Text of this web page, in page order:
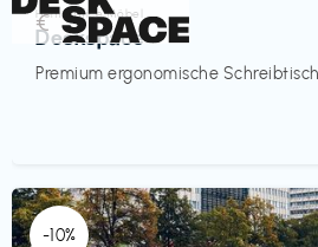
Homeoffice Möbel
Deskspace
Premium ergonomische
€‎
-10%